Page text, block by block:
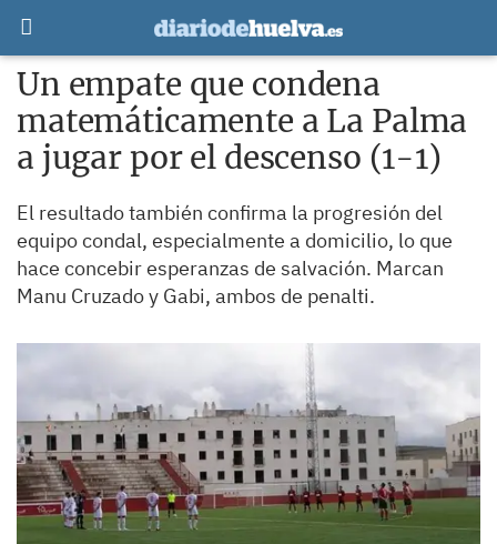
Un empate que condena
matemáticamente a La Palma
a jugar por el descenso (1-1)
El resultado también confirma la progresión del
equipo condal, especialmente a domicilio, lo que
hace concebir esperanzas de salvación. Marcan
Manu Cruzado y Gabi, ambos de penalti.